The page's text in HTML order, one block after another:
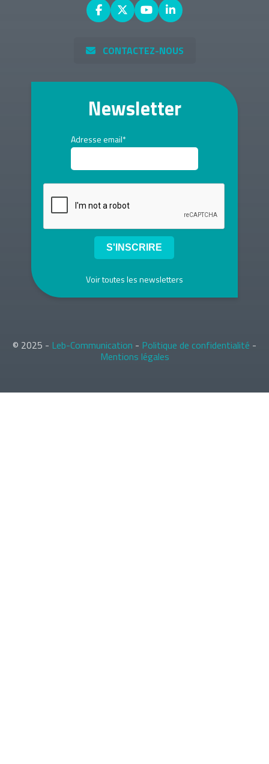
CONTACTEZ-NOUS
Newsletter
Adresse email*
Voir toutes les newsletters
© 2025 - Leb-Communication - Politique de confidentialité -
Mentions légales